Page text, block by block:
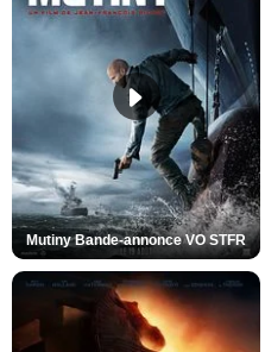
Mutiny Bande-annonce VO STFR